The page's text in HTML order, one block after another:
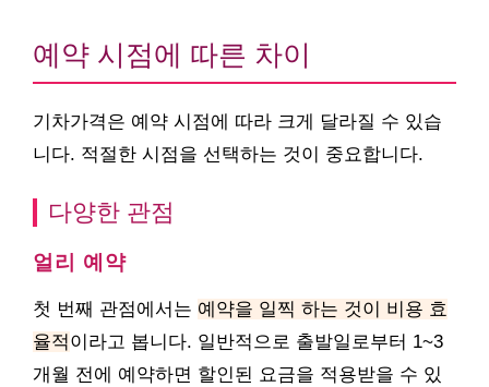
예약 시점에 따른 차이
기차가격은 예약 시점에 따라 크게 달라질 수 있습
니다. 적절한 시점을 선택하는 것이 중요합니다.
다양한 관점
얼리 예약
첫 번째 관점에서는 예약을 일찍 하는 것이 비용 효
율적이라고 봅니다. 일반적으로 출발일로부터 1~3
개월 전에 예약하면 할인된 요금을 적용받을 수 있